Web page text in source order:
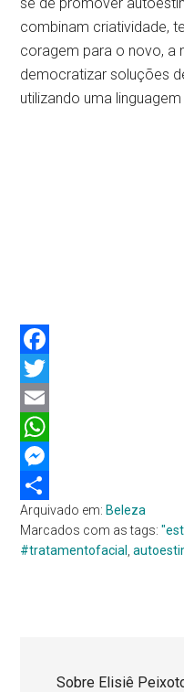
combinam criatividade,
coragem para o novo, a
democratizar soluções
utilizando uma
Facebook
Twitter
Email
WhatsApp
Messenger
Share
Arquivado em: Beleza
Marcados com as tags:
#tratamentofacial
,
Sobre Elisiê